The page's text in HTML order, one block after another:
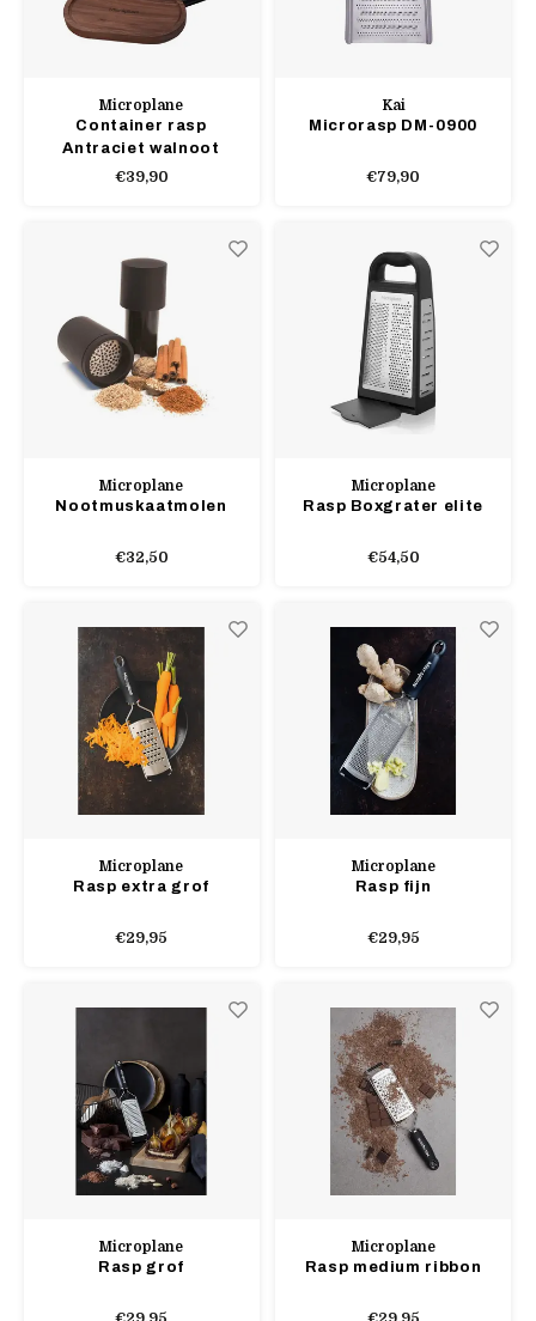
Microplane
Container rasp
Antraciet walnoot
€39,90
Kai
Microrasp DM-0900
€79,90
Microplane
Nootmuskaatmolen
€32,50
Microplane
Rasp Boxgrater elite
€54,50
Microplane
Rasp extra grof
€29,95
Microplane
Rasp fijn
€29,95
Microplane
Rasp grof
Microplane
Rasp medium ribbon